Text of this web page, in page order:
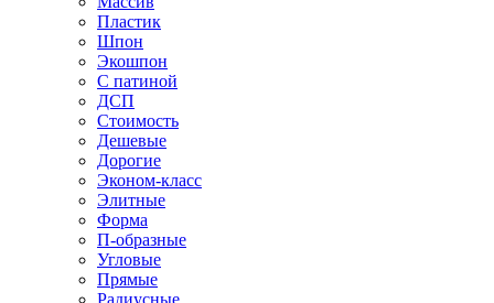
Пластик
Шпон
Экошпон
С патиной
ДСП
Стоимость
Дешевые
Дорогие
Эконом-класс
Элитные
Форма
П-образные
Угловые
Прямые
Радиусные